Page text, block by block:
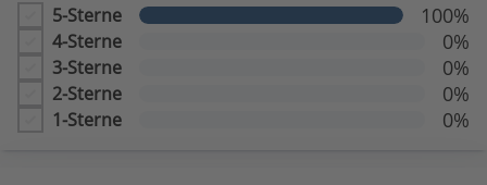
5-Sterne 100%
4-Sterne 0%
3-Sterne 0%
2-Sterne 0%
1-Sterne 0%